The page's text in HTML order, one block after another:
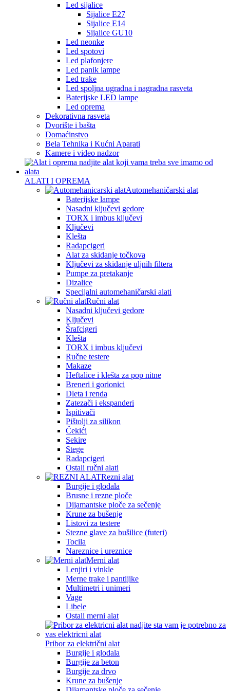
Led sijalice
Sijalice E27
Sijalice E14
Sijalice GU10
Led neonke
Led spotovi
Led plafonjere
Led panik lampe
Led trake
Led spoljna ugradna i nagradna rasveta
Baterijske LED lampe
Led oprema
Dekorativna rasveta
Dvorište i bašta
Domaćinstvo
Bela Tehnika i Kućni Aparati
Kamere i video nadzor
ALATI I OPREMA
Automehaničarski alat
Baterijske lampe
Nasadni ključevi gedore
TORX i imbus ključevi
Ključevi
Klešta
Radapcigeri
Alat za skidanje točkova
Ključevi za skidanje uljnih filtera
Pumpe za pretakanje
Dizalice
Specijalni automehaničarski alati
Ručni alat
Nasadni ključevi gedore
Ključevi
Šrafcigeri
Klešta
TORX i imbus ključevi
Ručne testere
Makaze
Heftalice i klešta za pop nitne
Breneri i gorionici
Dleta i renda
Zatezači i ekspanderi
Ispitivači
Pištolji za silikon
Čekići
Sekire
Stege
Radapcigeri
Ostali ručni alati
Rezni alat
Burgije i glodala
Brusne i rezne ploče
Dijamantske ploče za sečenje
Krune za bušenje
Listovi za testere
Stezne glave za bušilice (futeri)
Tocila
Nareznice i ureznice
Merni alat
Lenjiri i vinkle
Merne trake i pantljike
Multimetri i unimeri
Vage
Libele
Ostali merni alat
Pribor za električni alat
Burgije i glodala
Burgije za beton
Burgije za drvo
Krune za bušenje